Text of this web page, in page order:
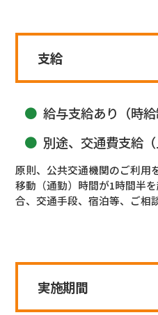
支給
給与支給あり（時給
別途、交通費支給（
原則、公共交通機関のご利用
移動（通勤）時間が1時間半
合、交通手段、宿泊等、ご相
実施期間